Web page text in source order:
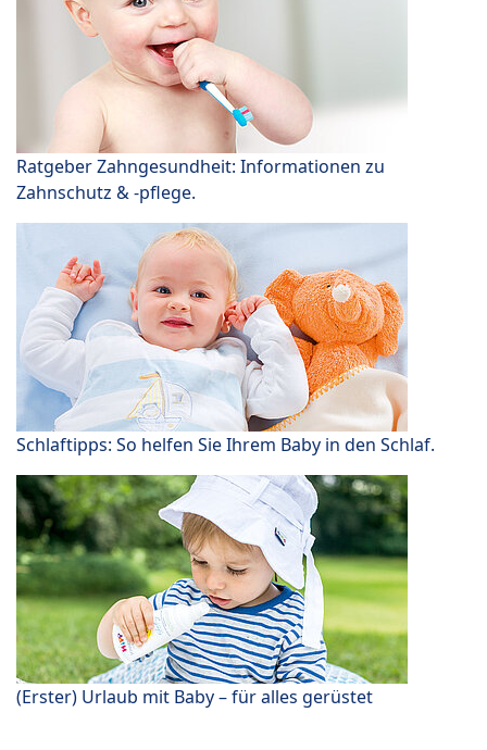
Ratgeber Zahngesundheit: Informationen zu
Zahnschutz & -pflege.
Schlaftipps: So helfen Sie Ihrem Baby in den Schlaf.
(Erster) Urlaub mit Baby – für alles gerüstet